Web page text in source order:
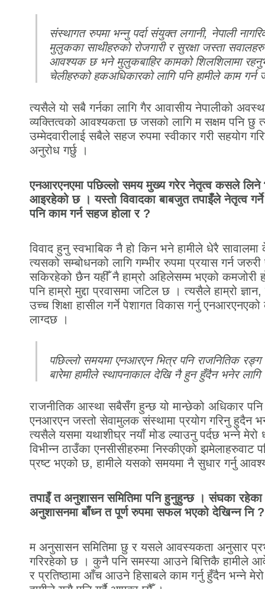
संस्थागत रुपमा भन्नु पर्दा संयुक्त लगानी, नेपाली
मुलुकका साथीहरुको रोजगारी र सुरक्षा जस्ता
आवश्यक छ भने मुलुकबाहिर कामको शिलशिलामा
चेलीहरुको हकअधिकारको लागि पनि हामीले काम गर्न
त्यसैले यो सबै गर्नका लागि गैर आवासीय नेपालीको
व्यक्तित्वको आवश्यकता छ जसको लागि म सक्षम पनि छु
उम्मेदवारीलाई सबैले सहज रुपमा स्वीकार गरी सहयोग
अनुरोध गर्छु ।
एनआरएनएमा पछिल्लो समय मुख्य गरेर नेतृत्व कसले लिने
आइरहेको छ । यस्तो विवादका बाबजुत तपाइँले नेतृत्व
पनि काम गर्न सहज होला र ?
विवाद हुनु स्वभाबिक नै हो किन भने हामीले धेरै
त्यसको सम्बोधनको लागि गम्भीर रुपमा प्रयास गर्न
सकिरहेको छैन यहीँ नै हाम्रो अहिलेसम्म भएको कमजोरी
पनि हाम्रो मुद्दा प्रवासमा जटिल छ । त्यसैले हाम्रो
उच्च शिक्षा हासील गर्ने पेशागत विकास गर्नु एनआरएनएको
लाग्दछ ।
पछिल्लो समयमा एनआरएन भित्र पनि राजनितिक
बारेमा हामीले स्थापनाकाल देखि नै हुन हुँदैन भनेर
राजनीतिक आस्था सबैसँग हुन्छ यो मान्छेको अधिकार
एनआरएन जस्तो सेवामुलक संस्थामा प्रयोग गरिनु हुदैन
त्यसैले यसमा यथाशीघ्र नयाँ मोड ल्याउनु पर्दछ भन्ने मेरो
विभीन्न ठाउँका एनसीसीहरुमा निस्कीएको झमेलाहरुवाट
प्रष्ट भएको छ, हामीले यसको समयमा नै सुधार गर्नु
तपाइँ त अनुशासन समितिमा पनि हुनुहुन्छ । संघका रहेका
अनुशासनमा बाँध्न त पूर्ण रुपमा सफल भएको देखिन्न नि ?
म अनुसासन समितिमा छु र यसले आवस्यकता अनुसार
गरिरहेको छ । कुनै पनि समस्या आउने बित्तिकै हामीले
र प्रतिष्ठामा आँच आउने हिसाबले काम गर्नु हुँदैन भन्ने मेरो